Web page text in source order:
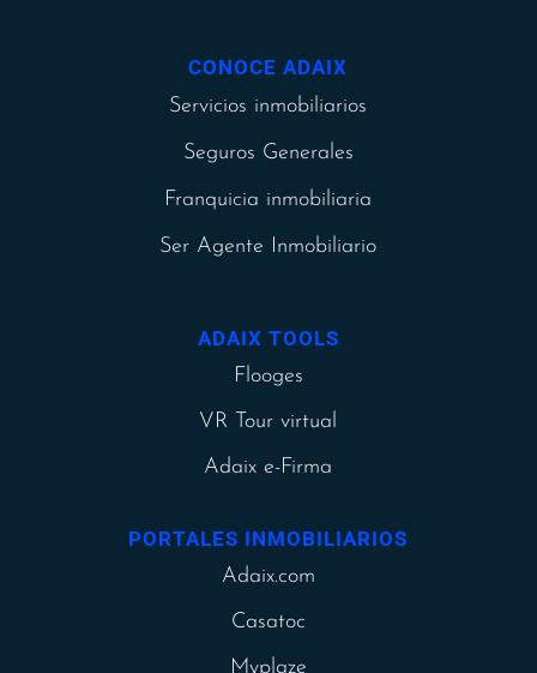
CONOCE ADAIX
Servicios inmobiliarios
Seguros Generales
Franquicia inmobiliaria
Ser Agente Inmobiliario
ADAIX TOOLS
Flooges
VR Tour virtual
Adaix e-Firma
PORTALES INMOBILIARIOS
Adaix.com
Casatoc
Myplaze